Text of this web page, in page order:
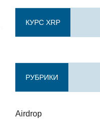
КУРС XRP
РУБРИКИ
Airdrop